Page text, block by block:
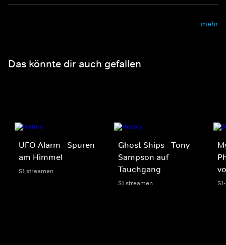
mehr
Das könnte dir auch gefallen
UFO-Alarm - Spuren
am Himmel
S1 streamen
Ghost Ships - Tony
Sampson auf
Tauchgang
S1 streamen